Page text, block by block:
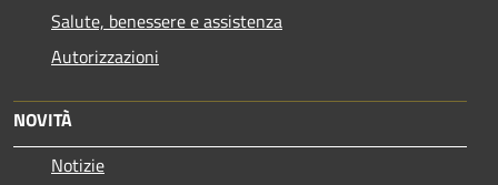
Salute, benessere e assistenza
Autorizzazioni
NOVITÀ
Notizie